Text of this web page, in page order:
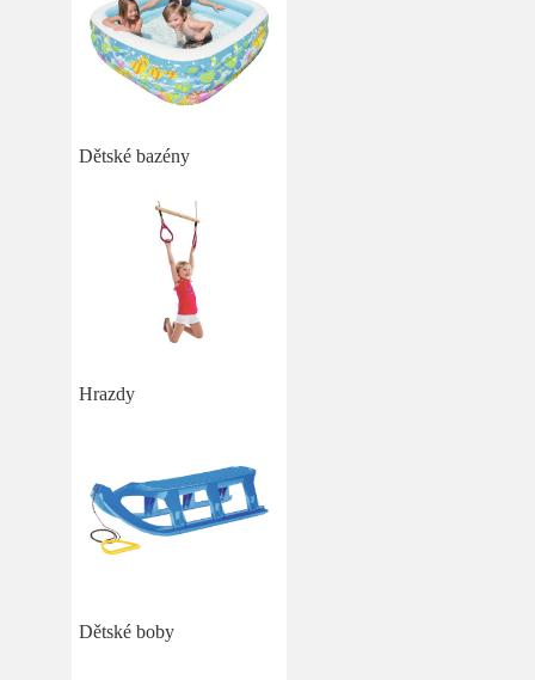
Dětské bazény
Hrazdy
Dětské boby